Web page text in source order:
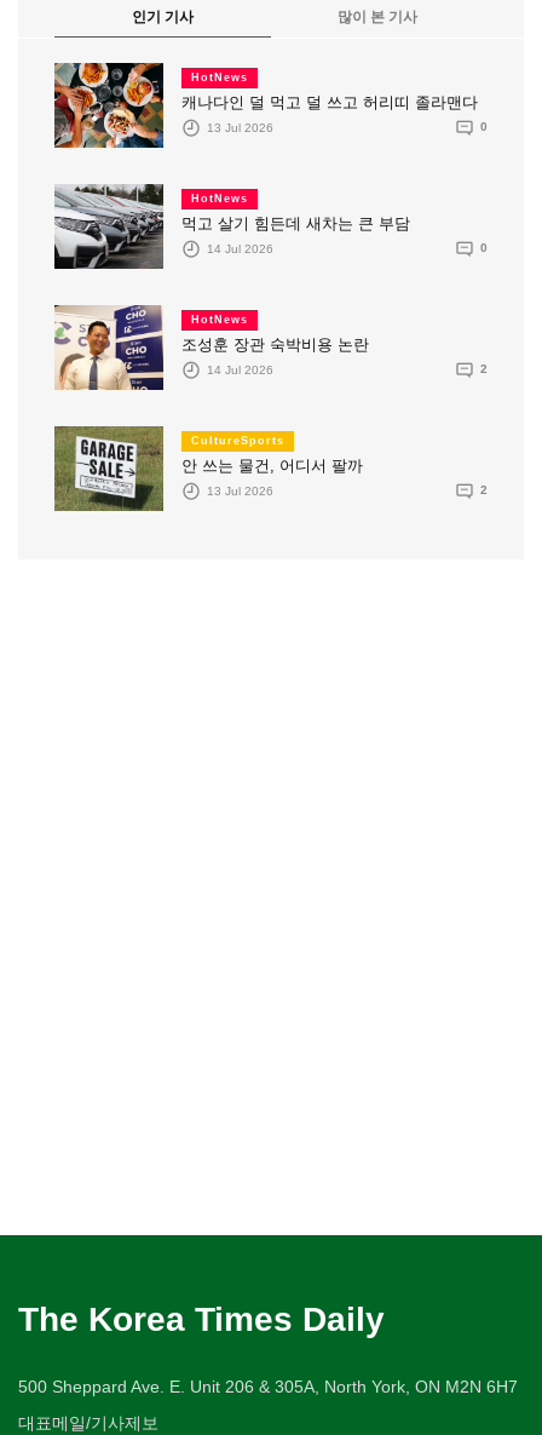
인기 기사 많이 본 기사
HotNews
캐나다인 덜 먹고 덜 쓰고 허리띠 졸라맨다
13 Jul 2026 0
HotNews
먹고 살기 힘든데 새차는 큰 부담
14 Jul 2026 0
HotNews
조성훈 장관 숙박비용 논란
14 Jul 2026 2
CultureSports
안 쓰는 물건, 어디서 팔까
13 Jul 2026 2
The Korea Times Daily
500 Sheppard Ave. E. Unit 206 & 305A, North York, ON M2N 6H7
대표메일/기사제보